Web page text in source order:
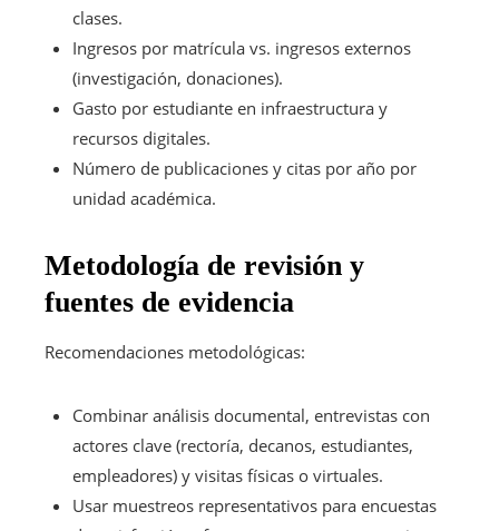
clases.
Ingresos por matrícula vs. ingresos externos
(investigación, donaciones).
Gasto por estudiante en infraestructura y
recursos digitales.
Número de publicaciones y citas por año por
unidad académica.
Metodología de revisión y
fuentes de evidencia
Recomendaciones metodológicas:
Combinar análisis documental, entrevistas con
actores clave (rectoría, decanos, estudiantes,
empleadores) y visitas físicas o virtuales.
Usar muestreos representativos para encuestas